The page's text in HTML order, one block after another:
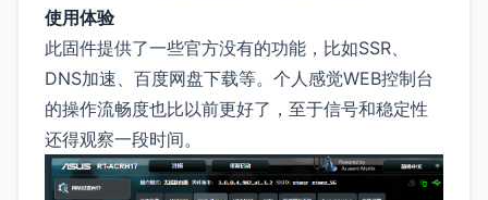
使用体验
此固件提供了一些官方没有的功能，比如SSR、
DNS加速、百度网盘下载等。个人感觉WEB控制台
的操作流畅度也比以前更好了，至于信号和稳定性
还得观察一段时间。